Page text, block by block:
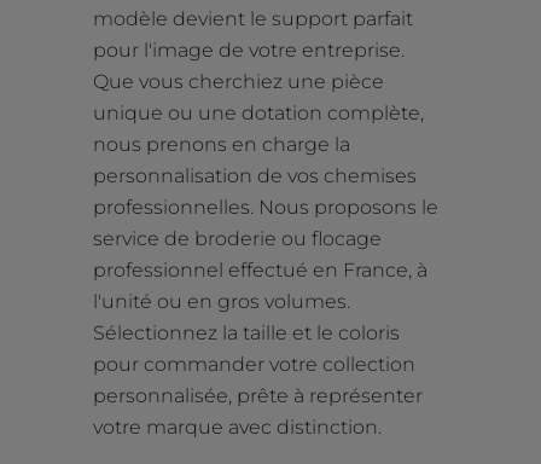
modèle devient le support parfait
pour l'image de votre entreprise.
Que vous cherchiez une pièce
unique ou une dotation complète,
nous prenons en charge la
personnalisation de vos chemises
professionnelles. Nous proposons le
service de broderie ou flocage
professionnel effectué en France, à
l'unité ou en gros volumes.
Sélectionnez la taille et le coloris
pour commander votre collection
personnalisée, prête à représenter
votre marque avec distinction.